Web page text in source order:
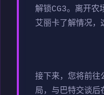
解锁CG3。离开农
艾丽卡了解情况，
接下来，您将前往
局，与巴特交谈后